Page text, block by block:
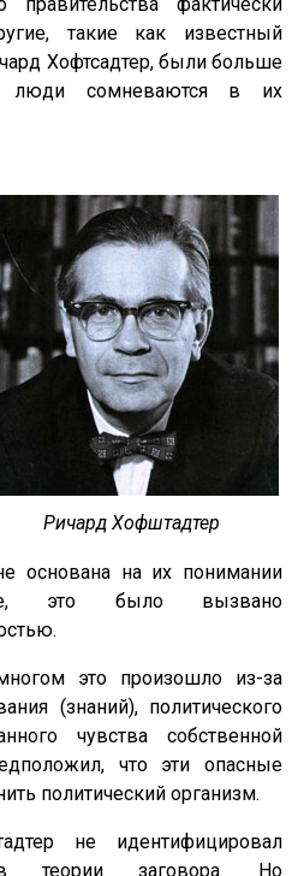
правительства фактически
такие как известный
Хофтсадтер, были больше
люди сомневаются в их
Ричард Хофштадтер
основана на их понимании
это было вызвано
это произошло из-за
(знаний), политического
чувства собственной
что эти опасные
политический организм.
не идентифицировал
теории заговора. Но